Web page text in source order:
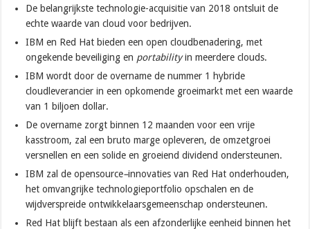
De belangrijkste technologie-acquisitie van 2018 ontsluit de
echte waarde van cloud voor bedrijven.
IBM en Red Hat bieden een open cloudbenadering, met
ongekende beveiliging en portabilityin meerdere clouds.
IBM wordt door de overname de nummer 1 hybride
cloudleverancier in een opkomende groeimarkt met een waarde
van 1 biljoen dollar.
De overname zorgt binnen 12 maanden voor een vrije
kasstroom, zal een bruto marge opleveren, de omzetgroei
versnellen en een solide en groeiend dividend ondersteunen.
IBM zal de opensource–innovaties van Red Hat onderhouden,
het omvangrijke technologieportfolio opschalen en de
wijdverspreide ontwikkelaarsgemeenschap ondersteunen.
Red Hat blijft bestaan als een afzonderlijke eenheid binnen het